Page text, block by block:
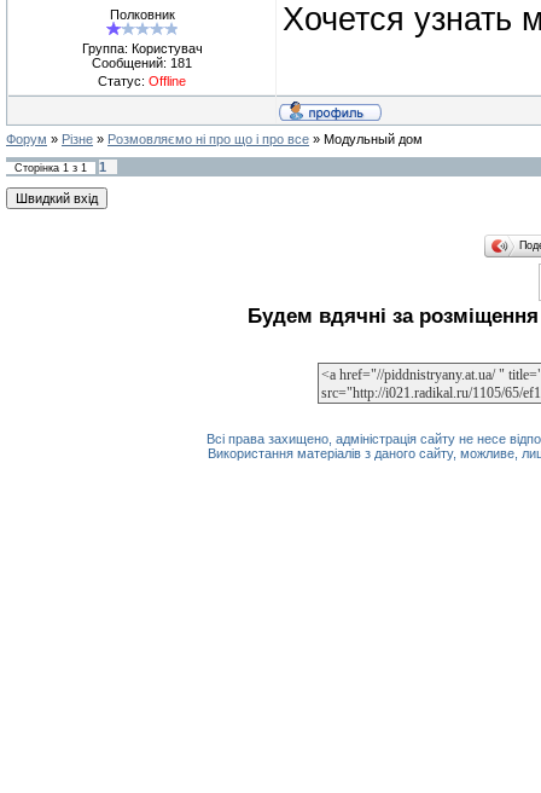
Полковник
Группа: Користувач
Сообщений: 181
Статус: Offline
Хочется узнать
Форум » Різне » Розмовляємо ні про що і про все » Модульный дом
Сторінка 1 з 1 1
Будем вдячні за
Всі права захищено, адміністрація сайту не несе
Використання матеріалів з даного сайту, можливе,